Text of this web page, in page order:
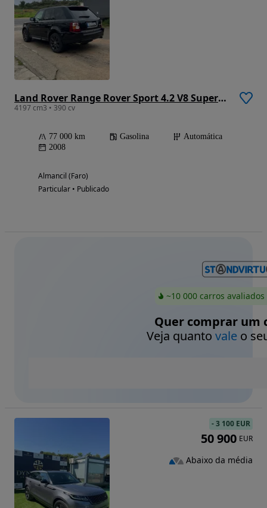
Land Rover Range Rover Sport 4.2 V8 Supercharged
4197 cm3 • 390 cv
77 000 km Gasolina
Automática
2008
Almancil (Faro)
Particular • Publicado
~10 000 carros
Quer comprar um
Veja quanto valeo
-3 100 EUR
50 900 EUR
Abaixo da média